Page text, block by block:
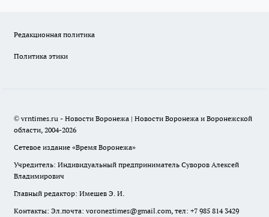
Редакционная политика
Политика этики
© vrntimes.ru - Новости Воронежа | Новости Воронежа и Воронежской
области, 2004-2026
Сетевое издание «Время Воронежа»
Учредитель: Индивидуальный предприниматель Суворов Алексей
Владимирович
Главный редактор: Имешев Э. И.
Контакты: Эл.почта: voroneztimes@gmail.com, тел: +7 985 814 3429